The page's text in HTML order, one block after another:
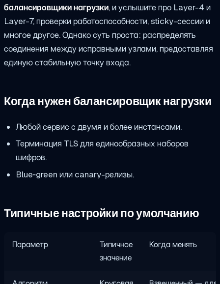
балансировщики нагрузки, и услышите про Layer-4 и
Layer-7, проверки работоспособности, sticky-сессии и
многое другое. Однако суть проста: распределять
соединения между исправными узлами, предоставляя
единую стабильную точку входа.
Когда нужен балансировщик нагрузки
Любой сервис с двумя и более инстансами.
Терминация TLS для единообразных наборов
шифров.
Blue‑green или canary-релизы.
Типичные настройки по умолчанию
Параметр
Типичное
значение
Когда менять